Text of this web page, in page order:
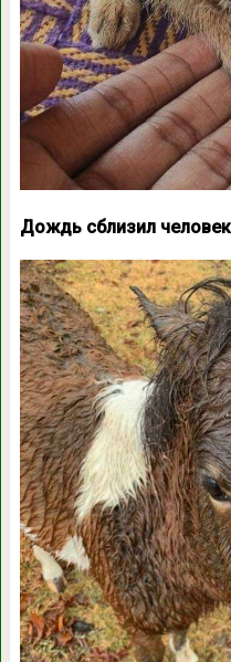
Дождь сблизил